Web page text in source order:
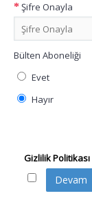
Şifre Onayla
Bülten Aboneliği
Evet
Hayır
Gizlilik Politikası